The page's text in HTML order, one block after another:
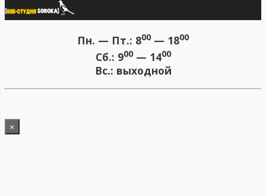
Пн. — Пт.: 800— 1800
Сб.: 900— 1400
Вс.: выходной
×